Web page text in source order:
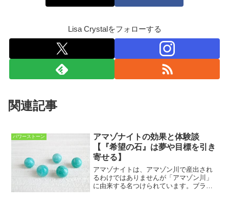
Lisa Crystalをフォローする
関連記事
パワーストーン
アマゾナイトの効果と体験談
【『希望の石』は夢や目標を引き
寄せる】
アマゾナイトは、アマゾン川で産出され
るわけではありませんが「アマゾン川」
に由来する名つけられています。ブラジ